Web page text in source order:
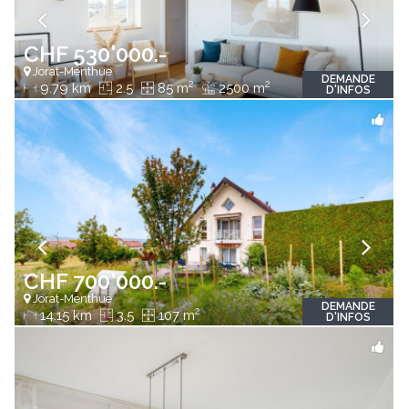
CHF 530'000.-
Jorat-Menthue
9.79 km 2.5 85 m2 2500 m2
DEMANDE
D'INFOS
CHF 700'000.-
Jorat-Menthue
14.15 km 3.5 107 m2
DEMANDE
D'INFOS